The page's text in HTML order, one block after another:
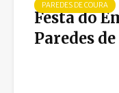
PAREDES DE COURA
Festa do
Paredes